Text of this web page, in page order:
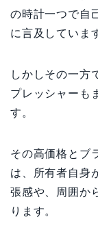
の時計一つで自
に言及していま
しかしその一方
プレッシャーも
す。
その高価格とブ
は、所有者自身
張感や、周囲か
ります。